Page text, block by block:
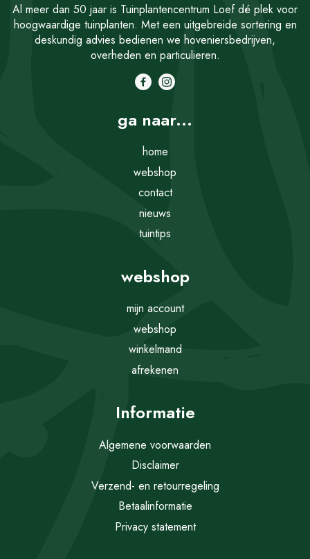
Al meer dan 50 jaar is Tuinplantencentrum Loef dé plek voor
hoogwaardige tuinplanten. Met een uitgebreide sortering en
deskundig advies bedienen we hoveniersbedrijven,
overheden en particulieren.
ga naar...
home
webshop
contact
nieuws
tuintips
webshop
mijn account
webshop
winkelmand
afrekenen
Informatie
Algemene voorwaarden
Disclaimer
Verzend- en retourregeling
Betaalinformatie
Privacy statement